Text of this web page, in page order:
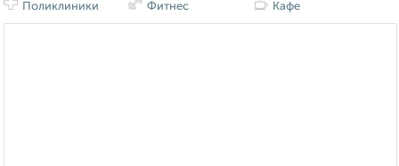
Поликлиники Фитнес Кафе